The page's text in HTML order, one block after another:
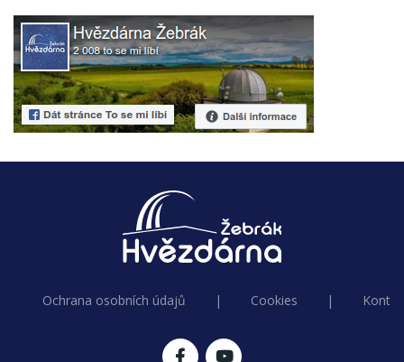
Ochrana osobních údajů | Cookies |